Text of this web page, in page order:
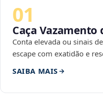
01
Caça Vazamento
Conta elevada ou sinais
escape com exatidão e
SAIBA MAIS